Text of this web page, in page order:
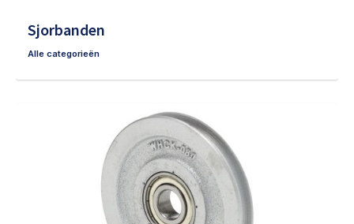
Sjorbanden
Alle categorieën